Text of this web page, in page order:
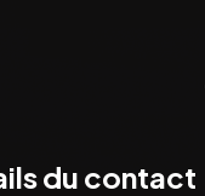
du contact